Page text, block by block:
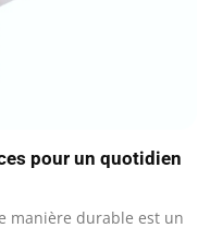
pour un quotidien
manière durable est un